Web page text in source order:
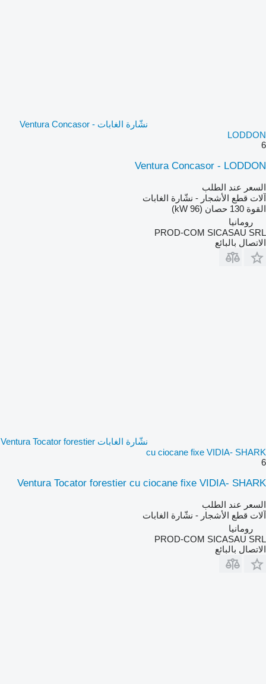
نشّارة الغابات Ventura Concasor -
LODDON
6
Ventura Concasor - LODDON
السعر عند الطلب
آلات قطع الأشجار - نشّارة الغابات
القوة 130 حصان (96 kW)
رومانيا
PROD-COM SICASAU SRL
الاتصال بالبائع
نشّارة الغابات Ventura Tocator forestier
cu ciocane fixe VIDIA- SHARK
6
Ventura Tocator forestier cu ciocane fixe VIDIA- SHARK
السعر عند الطلب
آلات قطع الأشجار - نشّارة الغابات
رومانيا
PROD-COM SICASAU SRL
الاتصال بالبائع